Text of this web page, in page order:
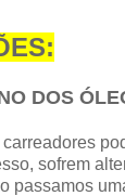
DOS
sofrem
passamos